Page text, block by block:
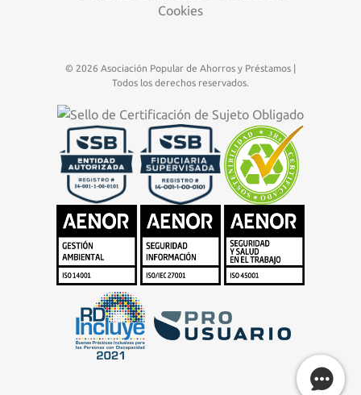
Cookies
© 2026 Asociación Popular de Ahorros y Préstamos |
Todos los derechos reservados.